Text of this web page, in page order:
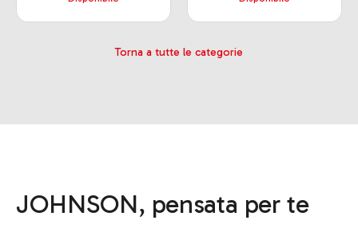
Torna a tutte le categorie
JOHNSON, pensata per te